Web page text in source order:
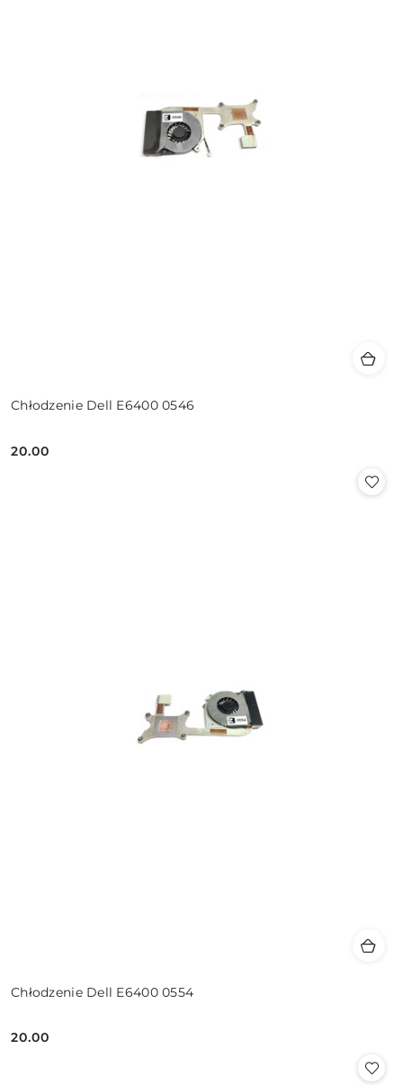
Chłodzenie Dell E6400 0546
Cena:
20.00
Chłodzenie Dell E6400 0554
Cena:
20.00